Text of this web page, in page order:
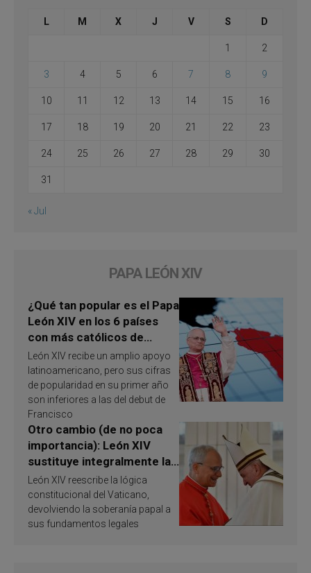
L M X J V S D
1 2
3 4 5 6 7 8 9
10 11 12 13 14 15 16
17 18 19 20 21 22 23
24 25 26 27 28 29 30
31
« Jul
PAPA LEÓN XIV
¿Qué tan popular es el Papa
León XIV en los 6 países
con más católicos de
América Latina en 2026?
Publican resultados de
investigación
León XIV recibe un amplio apoyo
latinoamericano, pero sus cifras
de popularidad en su primer año
son inferiores a las del debut de
Francisco
Otro cambio (de no poca
importancia): León XIV
sustituye integralmente la
ley vaticana de Papa
Francisco
León XIV reescribe la lógica
constitucional del Vaticano,
devolviendo la soberanía papal a
sus fundamentos legales